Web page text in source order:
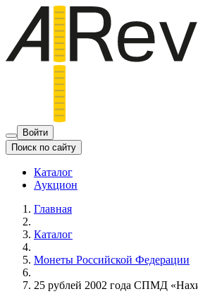
Войти
Поиск по сайту
Каталог
Аукцион
Главная
Каталог
Монеты Российской Федерации
25 рублей 2002 года СПМД